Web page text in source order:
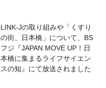
LINK-Jの取り組みや「くすり
の街、日本橋」について、BS
フジ『JAPAN MOVE UP！日
本橋に集まるライフサイエン
スの知』にて放送されました